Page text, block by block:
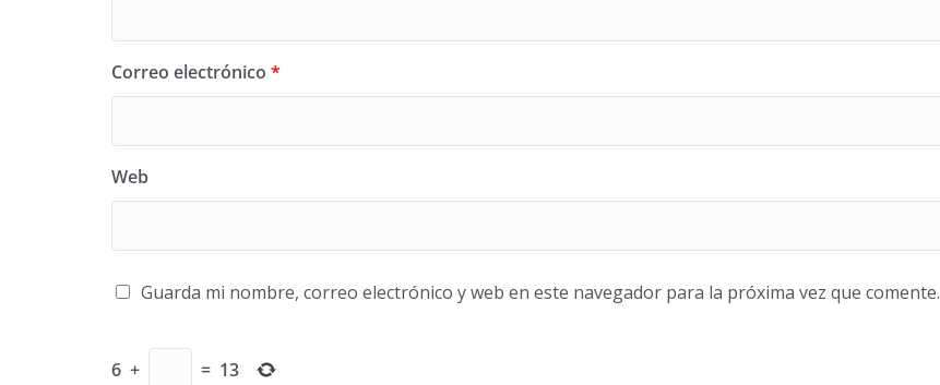
Correo electrónico *
Web
Guarda mi nombre, correo electrónico y web en este navegador para la próxima vez que comente.
6 + = 13